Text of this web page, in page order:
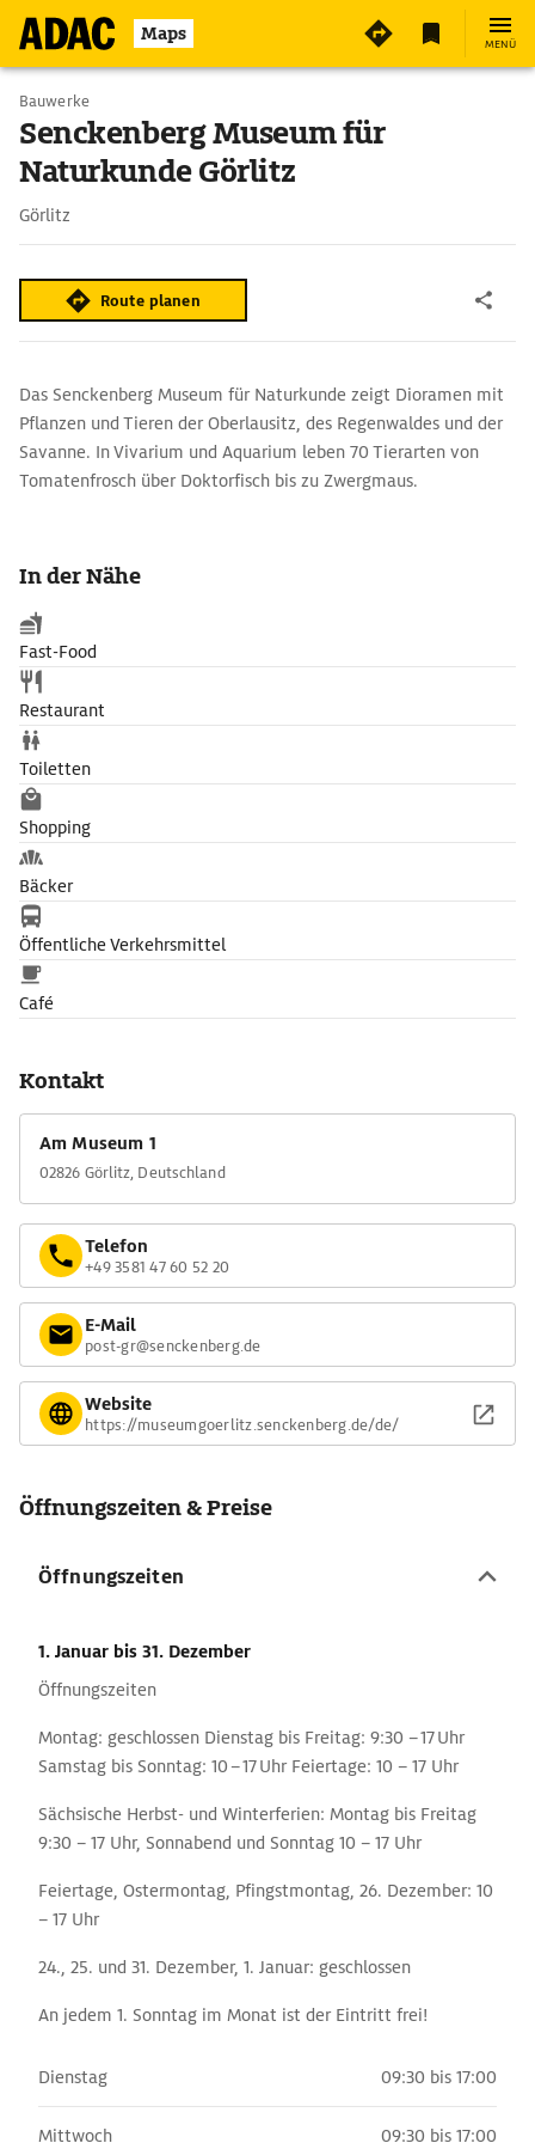
Maps MENÜ
Bauwerke
Senckenberg Museum für
Naturkunde Görlitz
Görlitz
Route planen
Das Senckenberg Museum für Naturkunde zeigt Dioramen mit
Pflanzen und Tieren der Oberlausitz, des Regenwaldes und der
Savanne. In Vivarium und Aquarium leben 70 Tierarten von
Tomatenfrosch über Doktorfisch bis zu Zwergmaus.
In der Nähe
Fast-Food
Restaurant
Toiletten
Shopping
Bäcker
Öffentliche Verkehrsmittel
Café
Kontakt
Am Museum 1
02826 Görlitz, Deutschland
Telefon
+49 3581 47 60 52 20
E-Mail
post-gr@senckenberg.de
Website
https://museumgoerlitz.senckenberg.de/de/
Öffnungszeiten & Preise
Öffnungszeiten
1. Januar bis 31. Dezember
Öffnungszeiten
Montag: geschlossen Dienstag bis Freitag: 9:30 – 17 Uhr
Samstag bis Sonntag: 10 – 17 Uhr Feiertage: 10 – 17 Uhr
Sächsische Herbst- und Winterferien: Montag bis Freitag
9:30 – 17 Uhr, Sonnabend und Sonntag 10 – 17 Uhr
Feiertage, Ostermontag, Pfingstmontag, 26. Dezember: 10
– 17 Uhr
24., 25. und 31. Dezember, 1. Januar: geschlossen
An jedem 1. Sonntag im Monat ist der Eintritt frei!
Dienstag 09:30 bis 17:00
Mittwoch 09:30 bis 17:00